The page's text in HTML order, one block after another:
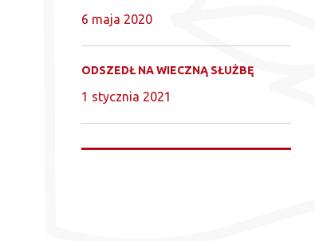
6 maja 2020
ODSZEDŁ NA WIECZNĄ SŁUŻBĘ
1 stycznia 2021